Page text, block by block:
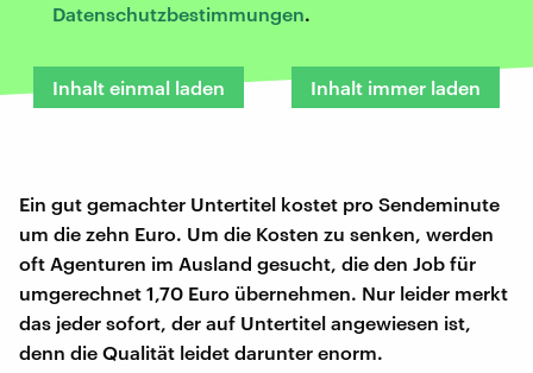
Datenschutzbestimmungen.
Inhalt einmal laden Inhalt immer laden
Ein gut gemachter Untertitel kostet pro Sendeminute
um die zehn Euro. Um die Kosten zu senken, werden
oft Agenturen im Ausland gesucht, die den Job für
umgerechnet 1,70 Euro übernehmen. Nur leider merkt
das jeder sofort, der auf Untertitel angewiesen ist,
denn die Qualität leidet darunter enorm.